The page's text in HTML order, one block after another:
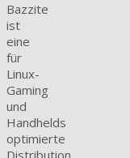
Bazzite
ist
eine
für
Linux-
Gaming
und
Handhelds
optimierte